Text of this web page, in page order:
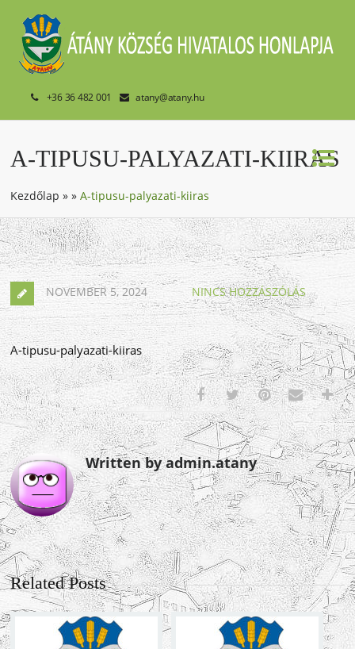
+36 36 482 001 atany@atany.hu
A-TIPUSU-PALYAZATI-KIIRAS
Kezdőlap »»A-tipusu-palyazati-kiiras
NOVEMBER 5, 2024 NINCS HOZZÁSZÓLÁS
A-tipusu-palyazati-kiiras
Written by admin.atany
Related Posts